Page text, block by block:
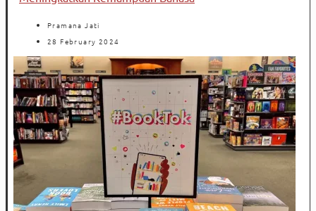
Pramana Jati
28 February 2024